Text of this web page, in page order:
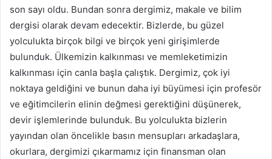
son sayı oldu. Bundan sonra dergimiz, makale ve bilim
dergisi olarak devam edecektir. Bizlerde, bu güzel
yolculukta birçok bilgi ve birçok yeni girişimlerde
bulunduk. Ülkemizin kalkınması ve memleketimizin
kalkınması için canla başla çalıştık. Dergimiz, çok iyi
noktaya geldiğini ve bunun daha iyi büyümesi için profesör
ve eğitimcilerin elinin değmesi gerektiğini düşünerek,
devir işlemlerinde bulunduk. Bu yolculukta bizlerin
yayından olan öncelikle basın mensupları arkadaşlara,
okurlara, dergimizi çıkarmamız için finansman olan